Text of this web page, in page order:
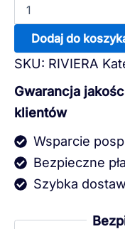
Dodaj do
SKU: RIVIERA
Gwarancja
klientów
Wsparcie
Bezpieczne
Szybka